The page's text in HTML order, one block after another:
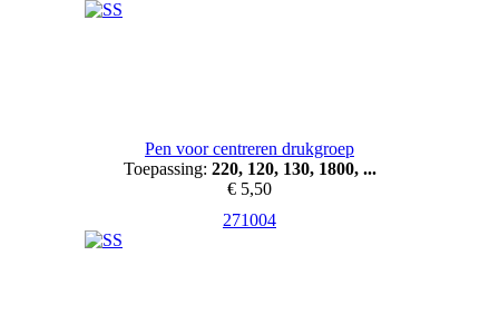
Pen voor centreren drukgroep
Toepassing: 220, 120, 130, 1800, ...
€ 5,50
271004